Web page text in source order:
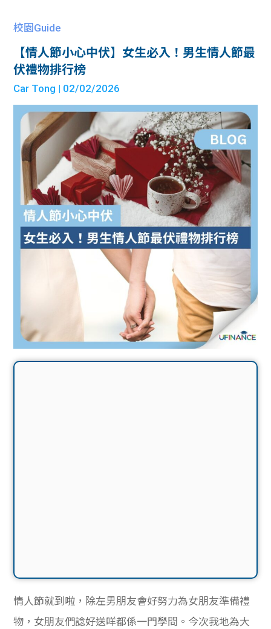
校園Guide
【情人節小心中伏】女生必入！男生情人節最
伏禮物排行榜
Car Tong | 02/02/2026
情人節就到啦，除左男朋友會好努力為女朋友準備禮
物，女朋友們諗好送咩都係一門學問。今次我地為大